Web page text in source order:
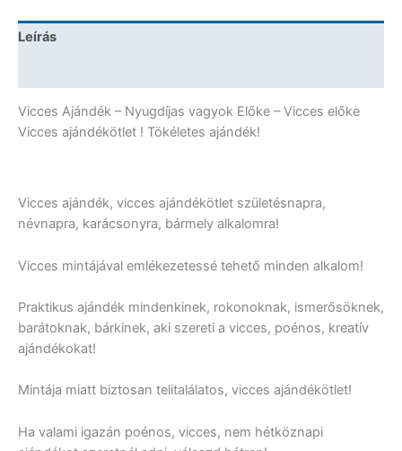
Vicces
Leírás
Vicces Ajándék – Nyugdíjas vagyok Előke – Vicces előke
Vicces ajándékötlet ! Tökéletes ajándék!
Vicces ajándék, vicces ajándékötlet születésnapra,
névnapra, karácsonyra, bármely alkalomra!
Vicces mintájával emlékezetessé tehető minden alkalom!
Praktikus ajándék mindenkinek, rokonoknak, ismerősöknek,
barátoknak, bárkinek, aki szereti a vicces, poénos, kreatív
ajándékokat!
Mintája miatt biztosan telitalálatos, vicces ajándékötlet!
Ha valami igazán poénos, vicces, nem hétköznapi